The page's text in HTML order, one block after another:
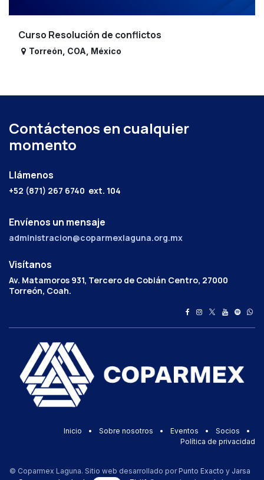
Curso Resolución de conflictos
Torreón COA México
Contáctenos en cualquier
momento
Llámenos
+52 (871) 267 6740 ext. 104
Envíenos un mensaje
administracion@coparmexlaguna.org.mx
Visítanos
Av. Matamoros 931, Tercero de Cobián Centro, 27000
Torreón, Coah.
Inicio • Sobre nosotros • Eventos • Socios
•
Política de privacidad
© Coparmex Laguna. Sitio web desarrollado por Punto Exacto y Jarsa